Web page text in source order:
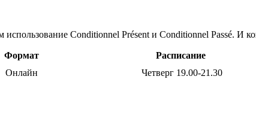
Conditionnel Présent и Conditionnel Passé. И
Формат Расписание
Онлайн Четверг 19.00-21.30